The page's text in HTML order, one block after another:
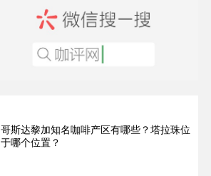
哥斯达黎加知名咖啡产区有哪些？塔拉珠位
于哪个位置？